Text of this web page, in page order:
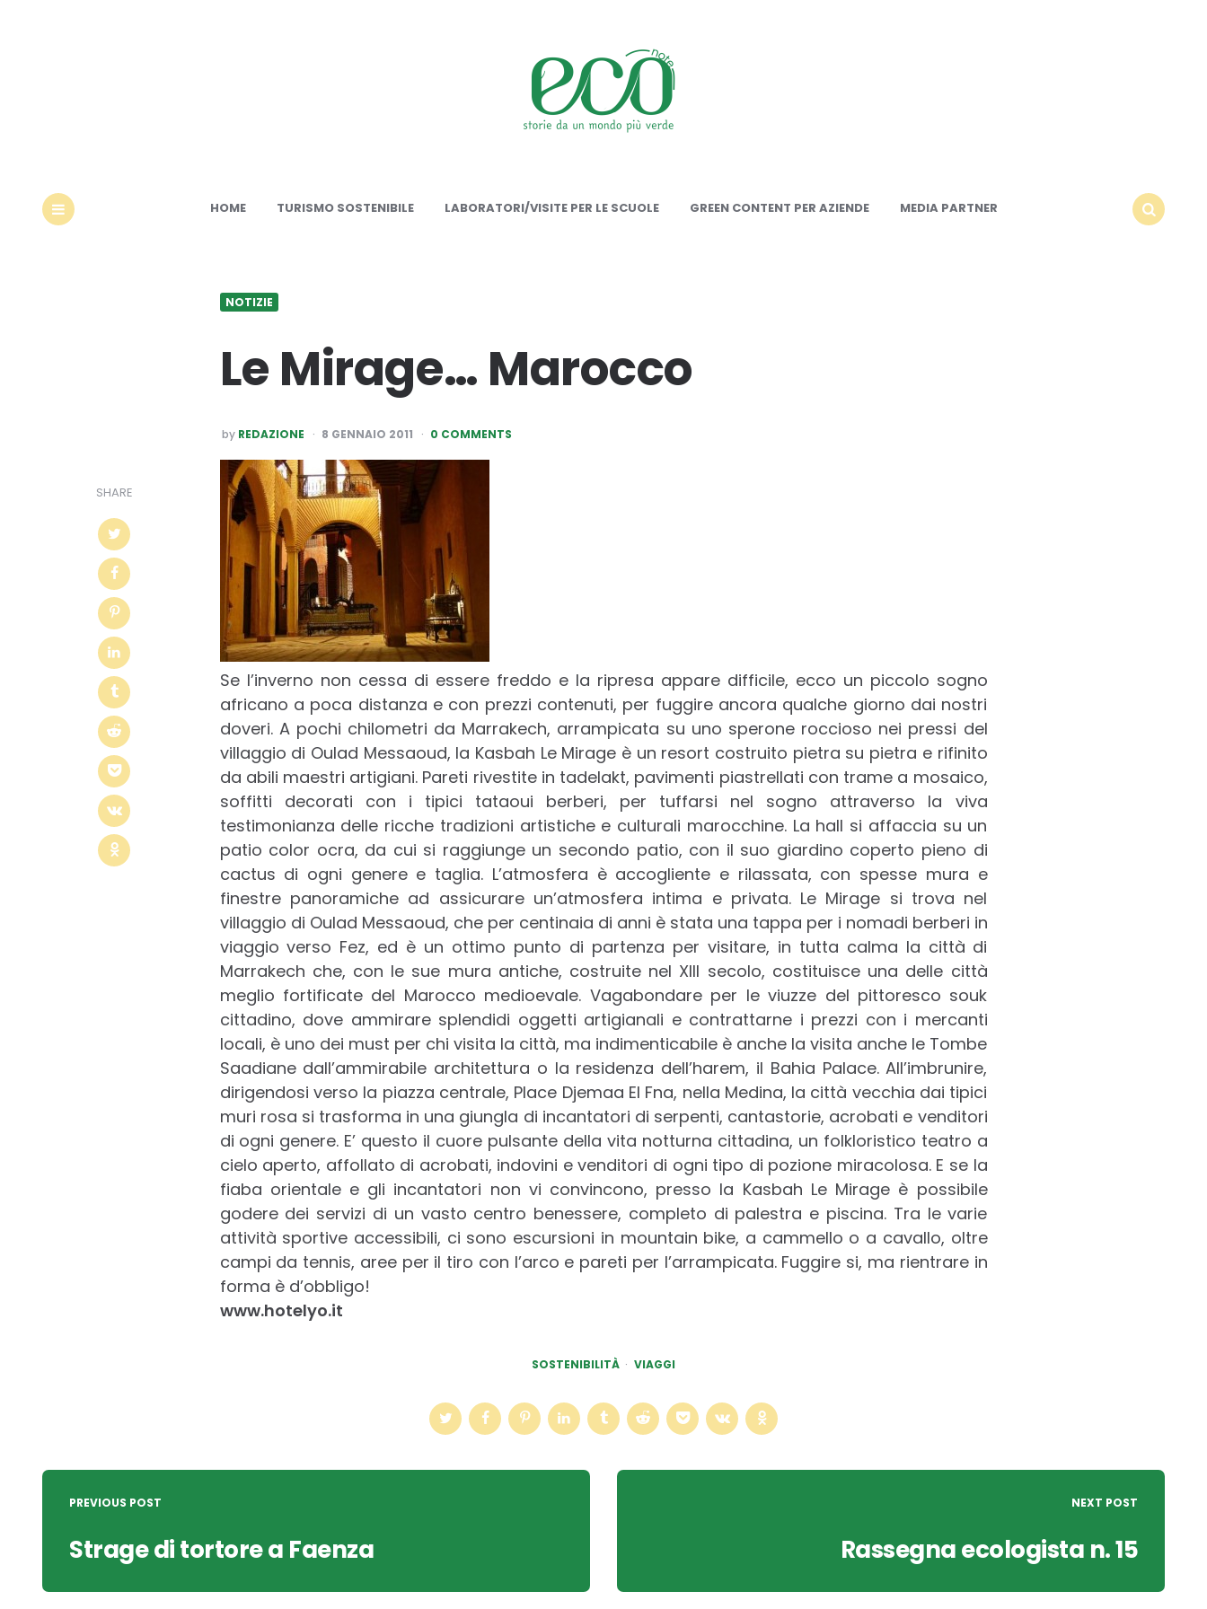
HOME TURISMO SOSTENIBILE LABORATORI/VISITE PER LE SCUOLE GREEN CONTENT PER AZIENDE
MEDIA PARTNER
NOTIZIE
Le Mirage… Marocco
POSTED
BY
by REDAZIONE 8 GENNAIO 2011 0 COMMENTS
SHARE
Se l’inverno non cessa di essere freddo e la ripresa appare difficile, ecco un piccolo sogno
africano a poca distanza e con prezzi contenuti, per fuggire ancora qualche giorno dai nostri
doveri. A pochi chilometri da Marrakech, arrampicata su uno sperone roccioso nei pressi del
villaggio di Oulad Messaoud, la Kasbah Le Mirage è un resort costruito pietra su pietra e rifinito
da abili maestri artigiani. Pareti rivestite in tadelakt, pavimenti piastrellati con trame a mosaico,
soffitti decorati con i tipici tataoui berberi, per tuffarsi nel sogno attraverso la viva
testimonianza delle ricche tradizioni artistiche e culturali marocchine. La hall si affaccia su un
patio color ocra, da cui si raggiunge un secondo patio, con il suo giardino coperto pieno di
cactus di ogni genere e taglia. L’atmosfera è accogliente e rilassata, con spesse mura e
finestre panoramiche ad assicurare un’atmosfera intima e privata. Le Mirage si trova nel
villaggio di Oulad Messaoud, che per centinaia di anni è stata una tappa per i nomadi berberi in
viaggio verso Fez, ed è un ottimo punto di partenza per visitare, in tutta calma la città di
Marrakech che, con le sue mura antiche, costruite nel XIII secolo, costituisce una delle città
meglio fortificate del Marocco medioevale. Vagabondare per le viuzze del pittoresco souk
cittadino, dove ammirare splendidi oggetti artigianali e contrattarne i prezzi con i mercanti
locali, è uno dei must per chi visita la città, ma indimenticabile è anche la visita anche le Tombe
Saadiane dall’ammirabile architettura o la residenza dell’harem, il Bahia Palace. All’imbrunire,
dirigendosi verso la piazza centrale, Place Djemaa El Fna, nella Medina, la città vecchia dai tipici
muri rosa si trasforma in una giungla di incantatori di serpenti, cantastorie, acrobati e venditori
di ogni genere. E’ questo il cuore pulsante della vita notturna cittadina, un folkloristico teatro a
cielo aperto, affollato di acrobati, indovini e venditori di ogni tipo di pozione miracolosa. E se la
fiaba orientale e gli incantatori non vi convincono, presso la Kasbah Le Mirage è possibile
godere dei servizi di un vasto centro benessere, completo di palestra e piscina. Tra le varie
attività sportive accessibili, ci sono escursioni in mountain bike, a cammello o a cavallo, oltre
campi da tennis, aree per il tiro con l’arco e pareti per l’arrampicata. Fuggire si, ma rientrare in
forma è d’obbligo!
www.hotelyo.it
SOSTENIBILITÀ VIAGGI
Post
navigation
PREVIOUS POST
Strage di tortore a Faenza
NEXT POST
Rassegna ecologista n. 15